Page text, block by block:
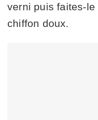
verni puis faites-
chiffon doux.